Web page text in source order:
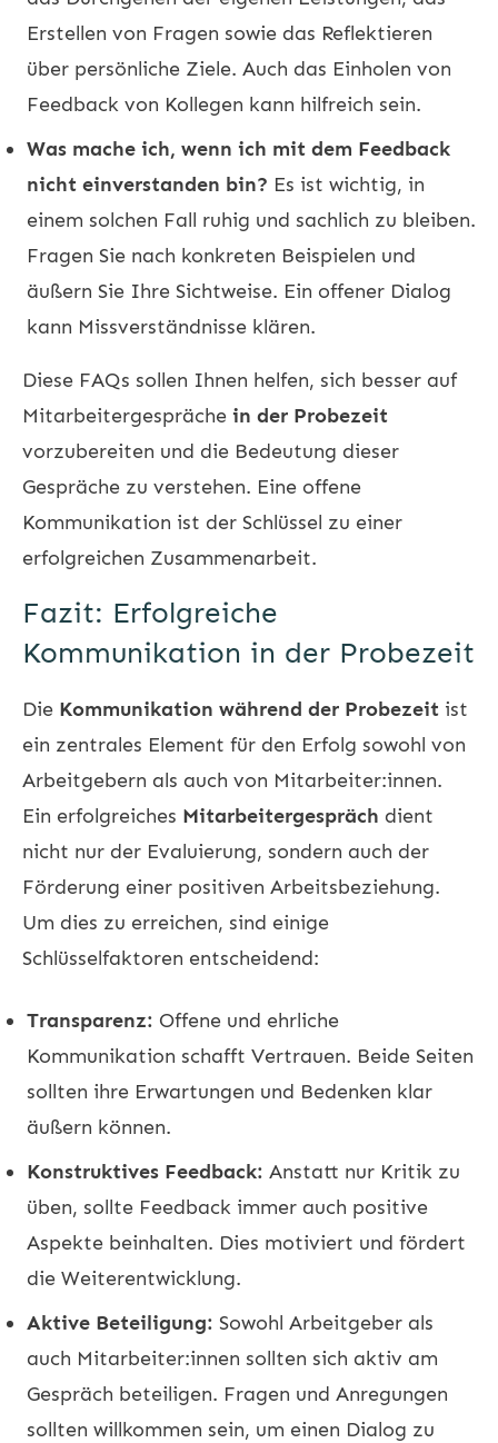
Erstellen von Fragen sowie das Reflektieren
über persönliche Ziele. Auch das Einholen von
Feedback von Kollegen kann hilfreich sein.
Was mache ich, wenn ich mit dem Feedback
nicht einverstanden bin? Es ist wichtig, in
einem solchen Fall ruhig und sachlich zu bleiben.
Fragen Sie nach konkreten Beispielen und
äußern Sie Ihre Sichtweise. Ein offener Dialog
kann Missverständnisse klären.
Diese FAQs sollen Ihnen helfen, sich besser auf
Mitarbeitergespräche in der Probezeit
vorzubereiten und die Bedeutung dieser
Gespräche zu verstehen. Eine offene
Kommunikation ist der Schlüssel zu einer
erfolgreichen Zusammenarbeit.
Fazit: Erfolgreiche
Kommunikation in der Probezeit
Die Kommunikation während der Probezeit ist
ein zentrales Element für den Erfolg sowohl von
Arbeitgebern als auch von Mitarbeiter:innen.
Ein erfolgreiches Mitarbeitergespräch dient
nicht nur der Evaluierung, sondern auch der
Förderung einer positiven Arbeitsbeziehung.
Um dies zu erreichen, sind einige
Schlüsselfaktoren entscheidend:
Transparenz: Offene und ehrliche
Kommunikation schafft Vertrauen. Beide Seiten
sollten ihre Erwartungen und Bedenken klar
äußern können.
Konstruktives Feedback: Anstatt nur Kritik zu
üben, sollte Feedback immer auch positive
Aspekte beinhalten. Dies motiviert und fördert
die Weiterentwicklung.
Aktive Beteiligung: Sowohl Arbeitgeber als
auch Mitarbeiter:innen sollten sich aktiv am
Gespräch beteiligen. Fragen und Anregungen
sollten willkommen sein, um einen Dialog zu